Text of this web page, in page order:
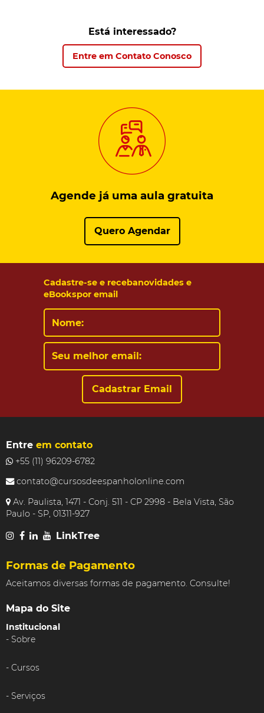
Está interessado?
Entre em Contato Conosco
Agende já uma aula gratuita
Quero Agendar
Cadastre-se e recebanovidades e
eBookspor email
Entre em contato
+55 (11) 96209-6782
contato@cursosdeespanholonline.com
Av. Paulista, 1471 - Conj. 511 - CP 2998 - Bela Vista, São
Paulo - SP, 01311-927
LinkTree
Formas de Pagamento
Aceitamos diversas formas de pagamento. Consulte!
Mapa do Site
Institucional
Sobre
Cursos
Serviços